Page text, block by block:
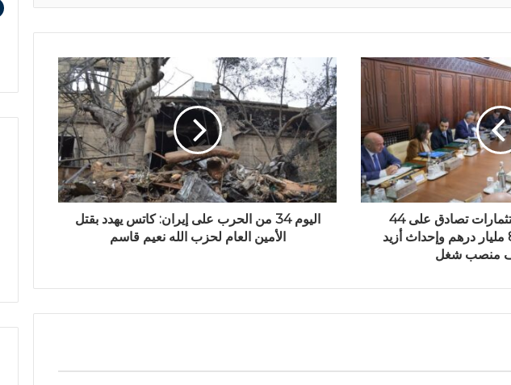
اللجنة الوطنية للاستثمارات تصادق على 44
مشروعاً بأزيد من 86 مليار درهم وإحداث أزيد
اليوم 34 من الحرب على إيران: كاتس يهدد بقتل
الأمين العام لحزب الله نعيم قاسم